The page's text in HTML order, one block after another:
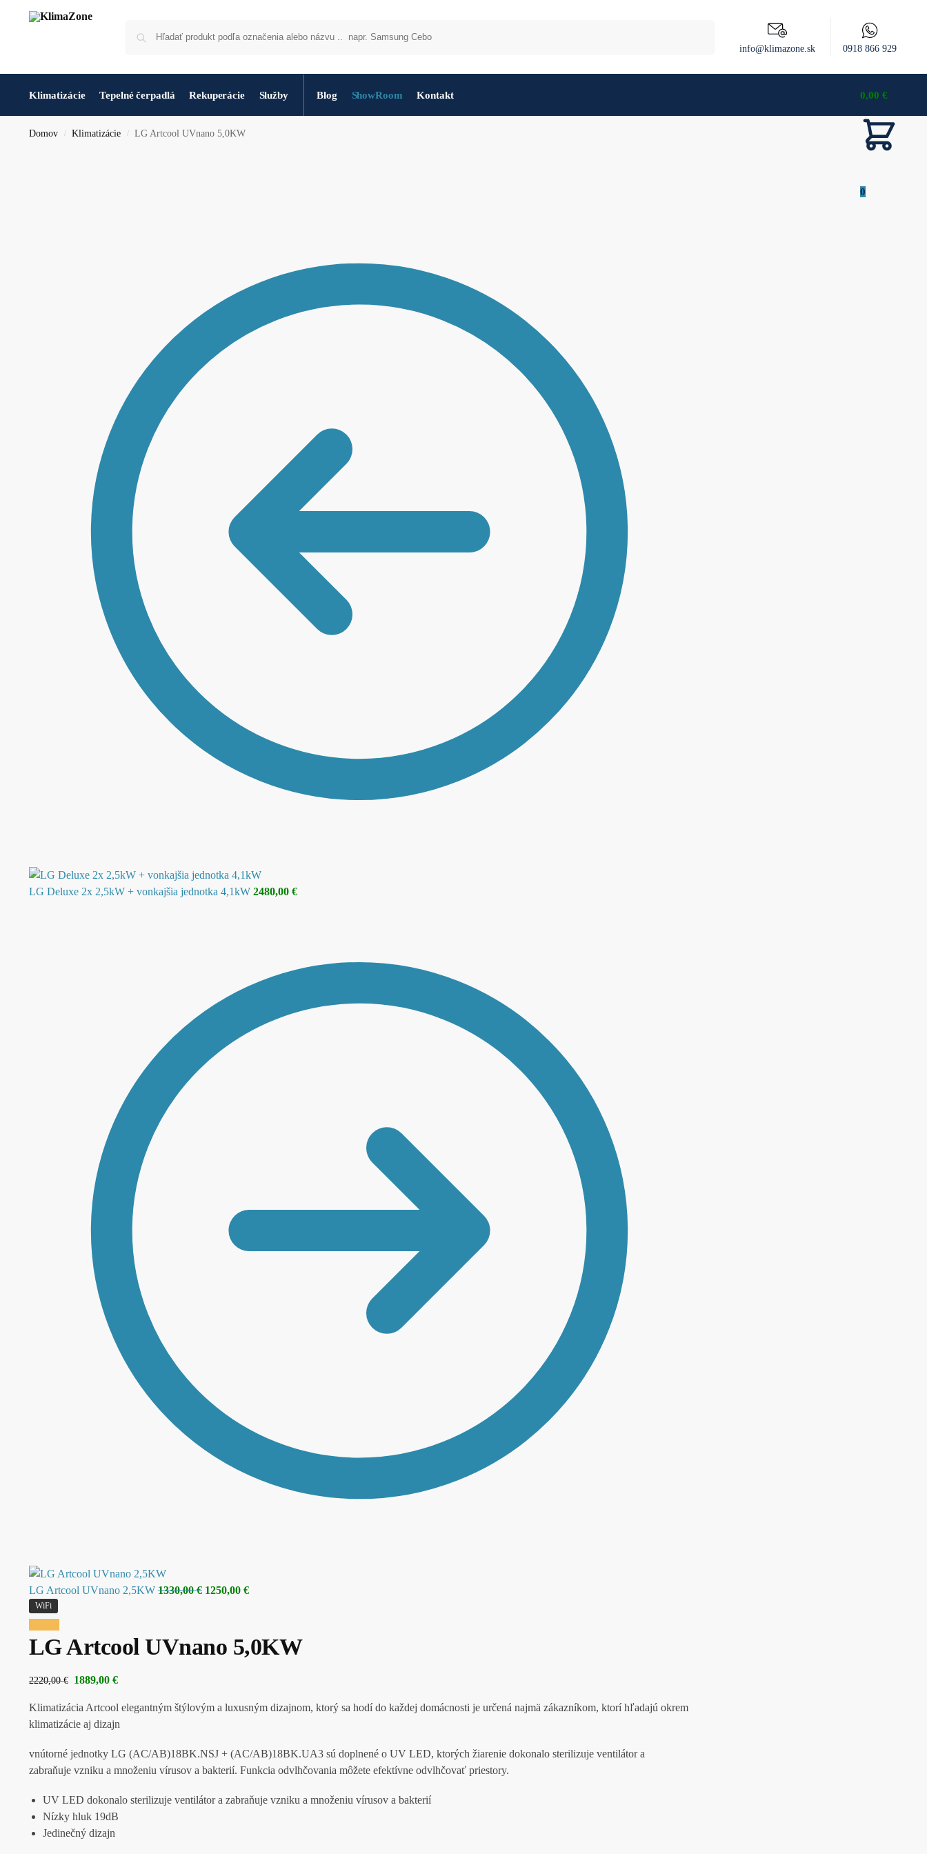
info@klimazone.sk 0918 866 929
Klimatizácie Tepelné čerpadlá Rekuperácie Služby Blog ShowRoom Kontakt 0,00 €
0
Domov / Klimatizácie / LG Artcool UVnano 5,0KW
LG Deluxe 2x 2,5kW + vonkajšia jednotka 4,1kW 2480,00 €
LG Artcool UVnano 2,5KW 1330,00€ 1250,00 €
WiFi
LG Artcool UVnano 5,0KW
2220,00€ 1889,00 €
Klimatizácia Artcool elegantným štýlovým a luxusným dizajnom, ktorý sa hodí do každej domácnosti je určená najmä zákazníkom, ktorí hľadajú okrem
klimatizácie aj dizajn
vnútorné jednotky LG (AC/AB)18BK.NSJ + (AC/AB)18BK.UA3 sú doplnené o UV LED, ktorých žiarenie dokonalo sterilizuje ventilátor a
zabraňuje vzniku a množeniu vírusov a bakterií. Funkcia odvlhčovania môžete efektívne odvlhčovať priestory.
UV LED dokonalo sterilizuje ventilátor a zabraňuje vzniku a množeniu vírusov a bakterií
Nízky hluk 19dB
Jedinečný dizajn